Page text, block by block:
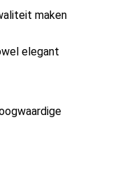
maken
elegant